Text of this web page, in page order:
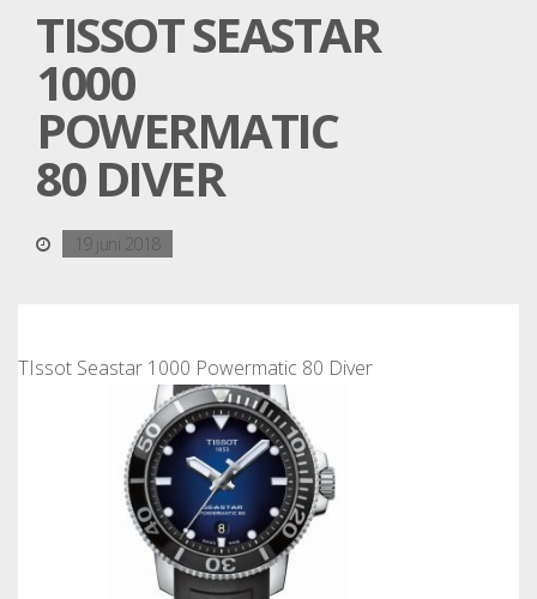
TISSOT SEASTAR
1000
POWERMATIC
80 DIVER
19 juni 2018
TIssot Seastar 1000 Powermatic 80 Diver